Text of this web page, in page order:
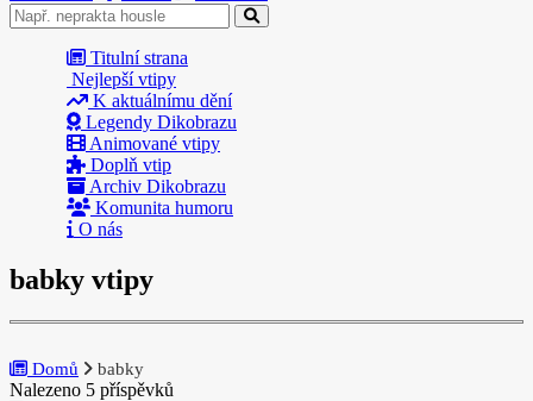
Titulní strana
Nejlepší vtipy
K aktuálnímu dění
Legendy Dikobrazu
Animované vtipy
Doplň vtip
Archiv Dikobrazu
Komunita humoru
O nás
babky vtipy
Domů babky
Nalezeno 5 příspěvků